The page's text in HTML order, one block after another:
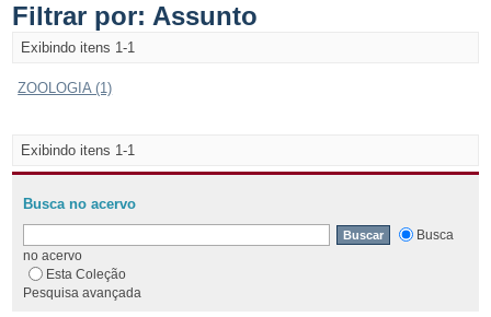
Filtrar por: Assunto
Exibindo itens 1-1
ZOOLOGIA (1)
Exibindo itens 1-1
Busca no acervo
Busca
no acervo
Esta Coleção
Pesquisa avançada